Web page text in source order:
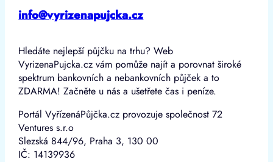
info@vyrizenapujcka.cz
Hledáte nejlepší půjčku na trhu? Web
VyrizenaPujcka.cz vám pomůže najít a porovnat široké
spektrum bankovních a nebankovních půjček a to
ZDARMA! Začněte u nás a ušetřete čas i peníze.
Portál VyřízenáPůjčka.cz provozuje společnost 72
Ventures s.r.o
Slezská 844/96, Praha 3, 130 00
IČ: 14139936